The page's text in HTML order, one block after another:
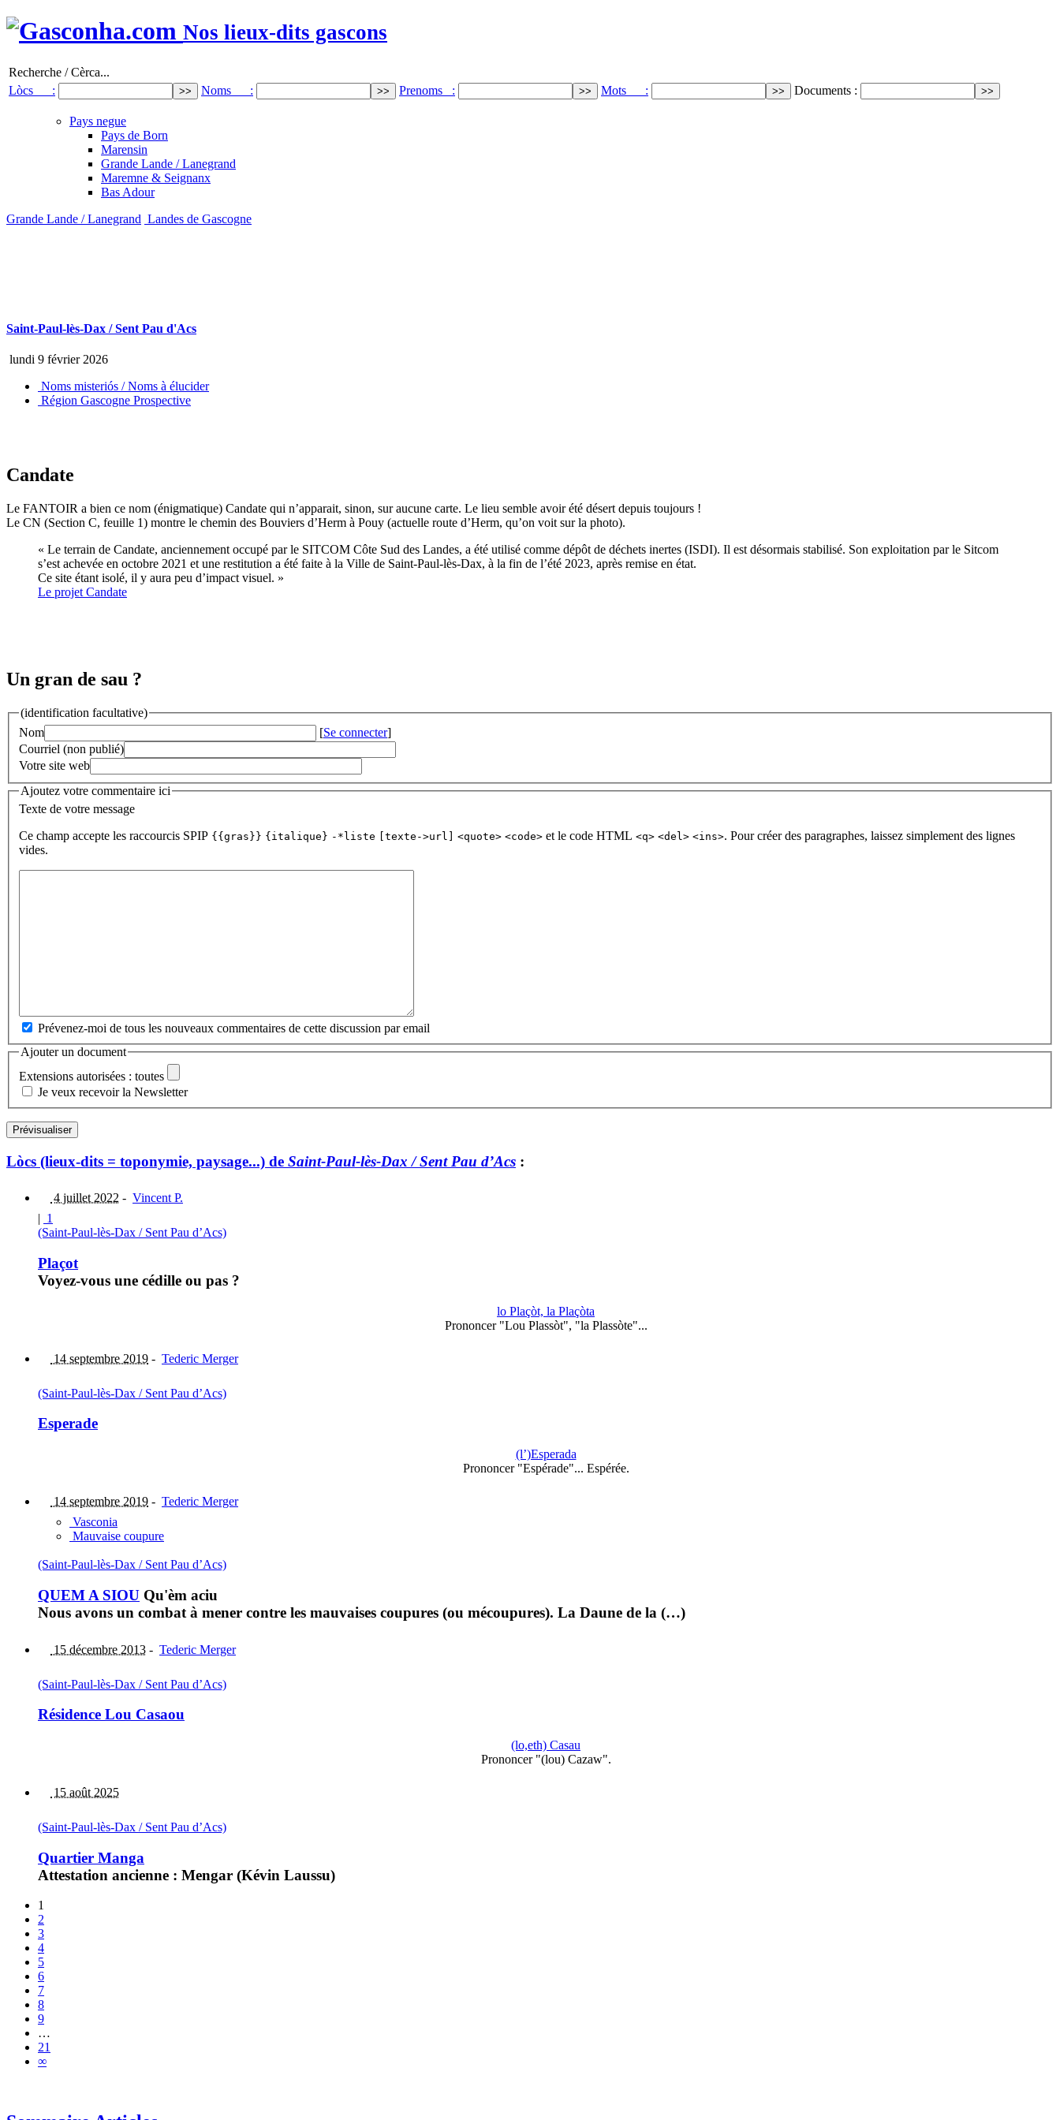
Nos lieux-dits gascons
Recherche / Cèrca...
Lòcs :
Noms : Prenoms : Mots : Documents :
Pays negue
Pays de Born
Marensin
Grande Lande / Lanegrand
Maremne & Seignanx
Bas Adour
Grande Lande / Lanegrand Landes de Gascogne
Saint-Paul-lès-Dax / Sent Pau d'Acs
lundi 9 février 2026
Noms misteriós / Noms à élucider
Région Gascogne Prospective
Candate
Le FANTOIR a bien ce nom (énigmatique) Candate qui n’apparait, sinon, sur aucune carte. Le lieu semble avoir été désert depuis toujours !
Le CN (Section C, feuille 1) montre le chemin des Bouviers d’Herm à Pouy (actuelle route d’Herm, qu’on voit sur la photo).
« Le terrain de Candate, anciennement occupé par le SITCOM Côte Sud des Landes, a été utilisé comme dépôt de déchets inertes (ISDI). Il est désormais stabilisé. Son exploitation par le Sitcom
s’est achevée en octobre 2021 et une restitution a été faite à la Ville de Saint-Paul-lès-Dax, à la fin de l’été 2023, après remise en état.
Ce site étant isolé, il y aura peu d’impact visuel. »
Le projet Candate
Un gran de sau ?
(identification facultative)
Nom
[Se connecter]
Courriel (non publié)
Votre site web
Ajoutez votre commentaire ici
Texte de votre message
Ce champ accepte les raccourcis SPIP {{gras}} {italique} -*liste [texte->url] <quote> <code> et le code HTML <q> <del> <ins>. Pour créer des paragraphes, laissez simplement des lignes
vides.
Prévenez-moi de tous les nouveaux commentaires de cette discussion par email
Ajouter un document
Extensions autorisées : toutes
Je veux recevoir la Newsletter
Lòcs (lieux-dits = toponymie, paysage...) de Saint-Paul-lès-Dax / Sent Pau d’Acs :
4 juillet 2022 - Vincent P.
| 1
(Saint-Paul-lès-Dax / Sent Pau d’Acs)
Plaçot
Voyez-vous une cédille ou pas ?
lo Plaçòt, la Plaçòta
Prononcer "Lou Plassòt", "la Plassòte"...
14 septembre 2019 - Tederic Merger
(Saint-Paul-lès-Dax / Sent Pau d’Acs)
Esperade
(l’)Esperada
Prononcer "Espérade"... Espérée.
14 septembre 2019 - Tederic Merger
Vasconia
Mauvaise coupure
(Saint-Paul-lès-Dax / Sent Pau d’Acs)
QUEM A SIOU Qu'èm aciu
Nous avons un combat à mener contre les mauvaises coupures (ou mécoupures). La Daune de la (…)
15 décembre 2013 - Tederic Merger
(Saint-Paul-lès-Dax / Sent Pau d’Acs)
Résidence Lou Casaou
(lo,eth) Casau
Prononcer "(lou) Cazaw".
15 août 2025
(Saint-Paul-lès-Dax / Sent Pau d’Acs)
Quartier Manga
Attestation ancienne : Mengar (Kévin Laussu)
1
2
3
4
5
6
7
8
9
…
21
∞